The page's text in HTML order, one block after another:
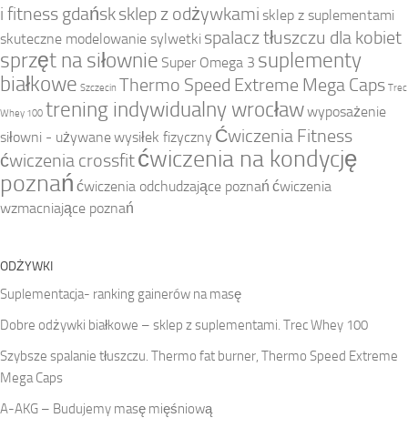
i fitness gdańsksklep z odżywkami sklep z suplementami
skuteczne modelowanie sylwetki spalacz tłuszczu dla kobiet
sprzęt na siłownie Super Omega 3 suplementy
białkowe Szczecin Thermo Speed Extreme Mega Caps Trec
Whey 100 trening indywidualny wrocławwyposażenie
siłowni - używanewysiłek fizyczny Ćwiczenia Fitness
ćwiczenia crossfitćwiczenia na kondycję
poznań ćwiczenia odchudzające poznań ćwiczenia
wzmacniające poznań
ODŻYWKI
Suplementacja- ranking gainerów na masę
Dobre odżywki białkowe – sklep z suplementami. Trec Whey 100
Szybsze spalanie tłuszczu. Thermo fat burner, Thermo Speed Extreme
Mega Caps
A-AKG – Budujemy masę mięśniową